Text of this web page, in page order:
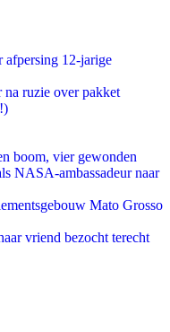
12-jarige
na ruzie over pakket
boom, vier gewonden
NASA-ambassadeur naar
Mato Grosso
vriend bezocht terecht